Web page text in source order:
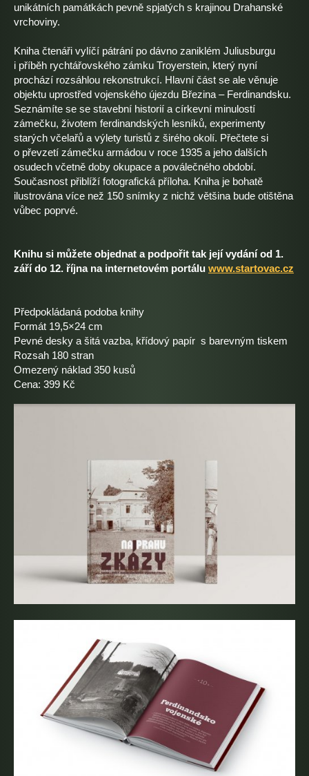
unikátních památkách pevně spjatých s krajinou Drahanské
vrchoviny.
Kniha čtenáři vylíčí pátrání po dávno zaniklém Juliusburgu
i příběh rychtářovského zámku Troyerstein, který nyní
prochází rozsáhlou rekonstrukcí. Hlavní část se ale věnuje
objektu uprostřed vojenského újezdu Březina – Ferdinandsku.
Seznámíte se se stavební historií a církevní minulostí
zámečku, životem ferdinandských lesníků, experimenty
starých včelařů a výlety turistů z širého okolí. Přečtete si
o převzetí zámečku armádou v roce 1935 a jeho dalších
osudech včetně doby okupace a poválečného období.
Současnost přiblíží fotografická příloha. Kniha je bohatě
ilustrována více než 150 snímky z nichž většina bude otištěna
vůbec poprvé.
Knihu si můžete objednat a podpořit tak její vydání od 1.
září do 12. října na internetovém portálu www.startovac.cz
Předpokládaná podoba knihy
Formát 19,5×24 cm
Pevné desky a šitá vazba, křídový papír s barevným tiskem
Rozsah 180 stran
Omezený náklad 350 kusů
Cena: 399 Kč